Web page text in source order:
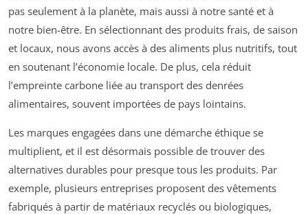
pas seulement à la planète, mais aussi à notre santé et à
notre bien-être. En sélectionnant des produits frais, de saison
et locaux, nous avons accès à des aliments plus nutritifs, tout
en soutenant l’économie locale. De plus, cela réduit
l’empreinte carbone liée au transport des denrées
alimentaires, souvent importées de pays lointains.
Les marques engagées dans une démarche éthique se
multiplient, et il est désormais possible de trouver des
alternatives durables pour presque tous les produits. Par
exemple, plusieurs entreprises proposent des vêtements
fabriqués à partir de matériaux recyclés ou biologiques,